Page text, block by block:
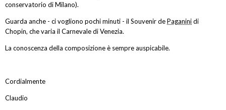
conservatorio di Milano).
Guarda anche - ci vogliono pochi minuti - il Souvenir dePaganinidi
Chopin, che varia il Carnevale di Venezia.
La conoscenza della composizione è sempre auspicabile.
Cordialmente
Claudio